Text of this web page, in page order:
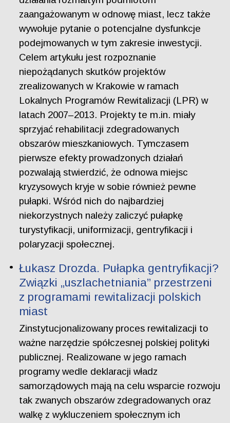
zaangażowanym w odnowę miast, lecz także
wywołuje pytanie o potencjalne dysfunkcje
podejmowanych w tym zakresie inwestycji.
Celem artykułu jest rozpoznanie
niepożądanych skutków projektów
zrealizowanych w Krakowie w ramach
Lokalnych Programów Rewitalizacji (LPR) w
latach 2007–2013. Projekty te m.in. miały
sprzyjać rehabilitacji zdegradowanych
obszarów mieszkaniowych. Tymczasem
pierwsze efekty prowadzonych działań
pozwalają stwierdzić, że odnowa miejsc
kryzysowych kryje w sobie również pewne
pułapki. Wśród nich do najbardziej
niekorzystnych należy zaliczyć pułapkę
turystyfikacji, uniformizacji, gentryfikacji i
polaryzacji społecznej.
Łukasz Drozda. Pułapka gentryfikacji?
Związki „uszlachetniania” przestrzeni
z programami rewitalizacji polskich
miast
Zinstytucjonalizowany proces rewitalizacji to
ważne narzędzie spółczesnej polskiej polityki
publicznej. Realizowane w jego ramach
programy wedle deklaracji władz
samorządowych mają na celu wsparcie rozwoju
tak zwanych obszarów zdegradowanych oraz
walkę z wykluczeniem społecznym ich